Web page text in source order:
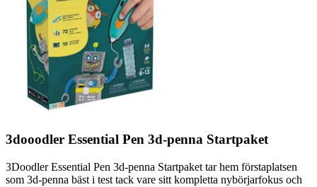
3dooodler Essential Pen 3d-penna Startpaket
3Doodler Essential Pen 3d-penna Startpaket tar hem förstaplatsen
som 3d-penna bäst i test tack vare sitt kompletta nybörjarfokus och